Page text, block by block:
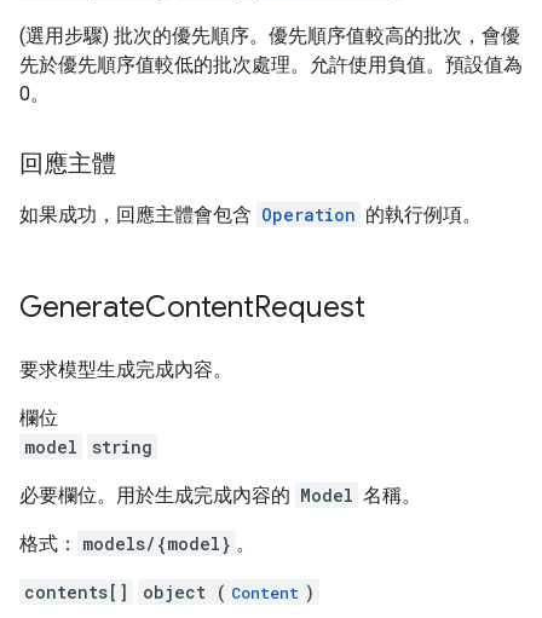
(選用步驟) 批次的優先順序。優先順序值較高的批次，會優
先於優先順序值較低的批次處理。允許使用負值。預設值為
0。
回應主體
如果成功，回應主體會包含 Operation 的執行例項。
GenerateContentRequest
要求模型生成完成內容。
欄位
model
string
必要欄位。用於生成完成內容的 Model 名稱。
格式： models/{model} 。
contents[] object ( Content )